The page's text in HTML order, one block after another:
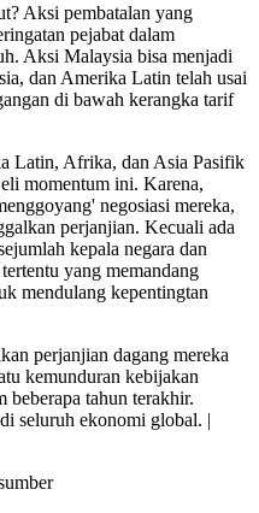
Aksi pembatalan yang
pejabat dalam
Aksi Malaysia bisa menjadi
dan Amerika Latin telah usai
di bawah kerangka tarif
Latin, Afrika, dan Asia Pasifik
momentum ini. Karena,
negosiasi mereka,
perjanjian. Kecuali ada
kepala negara dan
yang memandang
mendulang kepentingtan
perjanjian dagang mereka
kemunduran kebijakan
beberapa tahun terakhir.
seluruh ekonomi global. |